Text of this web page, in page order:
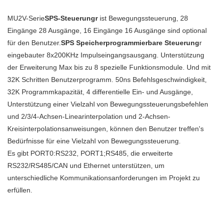
MU2V-SerieSPS-Steuerungrist Bewegungssteuerung, 28
Eingänge 28 Ausgänge, 16 Eingänge 16 Ausgänge sind optional
für den Benutzer.SPS Speicherprogrammierbare Steuerungr
eingebauter 8x200KHz Impulseingangsausgang. Unterstützung
der Erweiterung Max bis zu 8 spezielle Funktionsmodule. Und mit
32K Schritten Benutzerprogramm. 50ns Befehlsgeschwindigkeit,
32K Programmkapazität, 4 differentielle Ein- und Ausgänge,
Unterstützung einer Vielzahl von Bewegungssteuerungsbefehlen
und 2/3/4-Achsen-Linearinterpolation und 2-Achsen-
Kreisinterpolationsanweisungen, können den Benutzer treffen's
Bedürfnisse für eine Vielzahl von Bewegungssteuerung.
Es gibt PORT0:RS232, PORT1;RS485, die erweiterte
RS232/RS485/CAN und Ethernet unterstützen, um
unterschiedliche Kommunikationsanforderungen im Projekt zu
erfüllen.
leicht zu verarbeitenden
Rohstoffen hergestellt. Durch
die Kombination der
großartigen Leistung dieser
Materialien ist MOCHUAN stabil
und langlebig im Gebrauch. Es
ist eine perfekte Kombination
zwangsläufig Vorteile für die